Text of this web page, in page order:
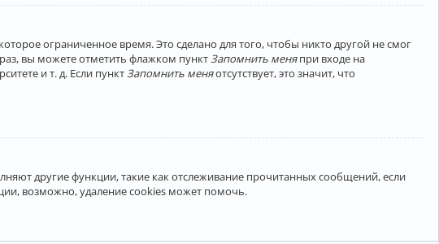
ограниченное время. Это сделано для того, чтобы никто другой не смог
вы можете отметить флажком пункт Запомнить меняпри входе на
и т. д. Если пункт Запомнить меняотсутствует, это значит, что
другие функции, такие как отслеживание прочитанных сообщений, если
возможно, удаление cookies может помочь.